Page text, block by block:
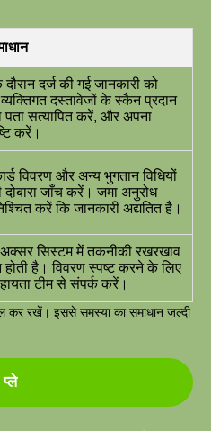
दर्ज की गई जानकारी को
दस्तावेजों के स्कैन प्रदान
सत्यापित करें, और अपना
करें।
विवरण और अन्य भुगतान विधियों
जाँच करें। जमा अनुरोध
करें कि जानकारी अद्यतित है।
सिस्टम में तकनीकी रखरखाव
है। विवरण स्पष्ट करने के लिए
टीम से संपर्क करें।
कर रखें। इससे समस्या का समाधान जल्दी
प्ले